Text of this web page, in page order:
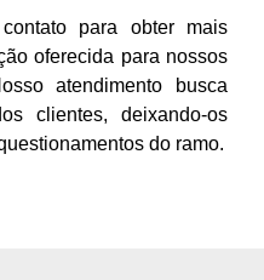
para obter mais
oferecida para nossos
atendimento busca
clientes, deixando-os
do ramo.